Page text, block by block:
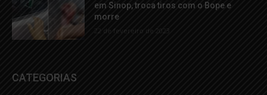
em Sinop, troca tiros com o Bope e
morre
22 de fevereiro de 2023
CATEGORIAS